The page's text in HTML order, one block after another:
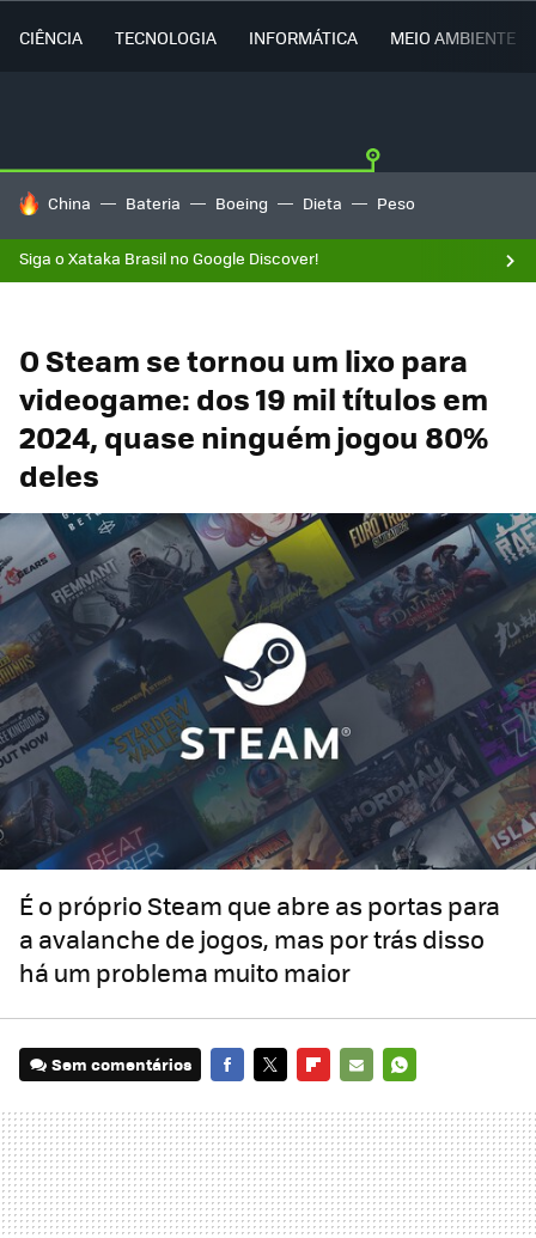
CIÊNCIA TECNOLOGIA INFORMÁTICA MEIO AMBIENTE
TENDÊNCIAS DO DIA
China Bateria Boeing Dieta Peso
Siga o Xataka Brasil no Google Discover!
O Steam se tornou um lixo para
videogame: dos 19 mil títulos em
2024, quase ninguém jogou 80%
deles
É o próprio Steam que abre as portas para
a avalanche de jogos, mas por trás disso
há um problema muito maior
Sem comentários
MAIL